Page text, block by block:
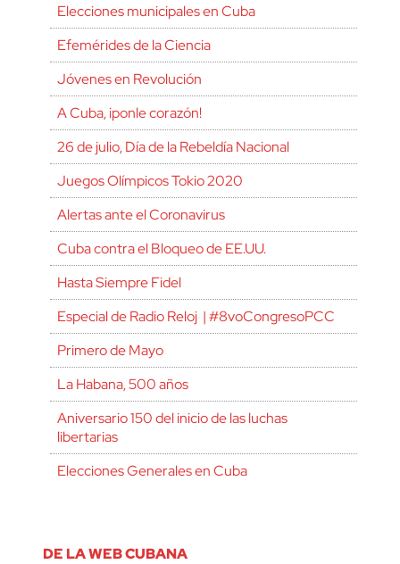
Elecciones municipales en Cuba
Efemérides de la Ciencia
Jóvenes en Revolución
A Cuba, ¡ponle corazón!
26 de julio, Día de la Rebeldía Nacional
Juegos Olímpicos Tokio 2020
Alertas ante el Coronavirus
Cuba contra el Bloqueo de EE.UU.
Hasta Siempre Fidel
Especial de Radio Reloj | #8voCongresoPCC
Primero de Mayo
La Habana, 500 años
Aniversario 150 del inicio de las luchas
libertarias
Elecciones Generales en Cuba
DE LA WEB CUBANA